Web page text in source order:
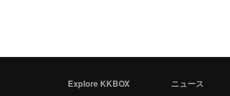
Explore KKBOX ニュース